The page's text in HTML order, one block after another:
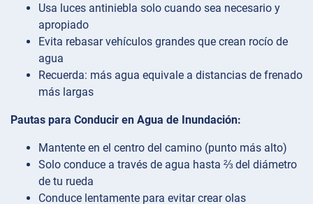
Usa luces antiniebla solo cuando sea necesario y
apropiado
Evita rebasar vehículos grandes que crean rocío de
agua
Recuerda: más agua equivale a distancias de frenado
más largas
Pautas para Conducir en Agua de Inundación:
Mantente en el centro del camino (punto más alto)
Solo conduce a través de agua hasta ⅔ del diámetro
de tu rueda
Conduce lentamente para evitar crear olas